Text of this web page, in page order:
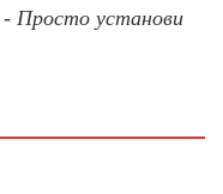
Просто установи